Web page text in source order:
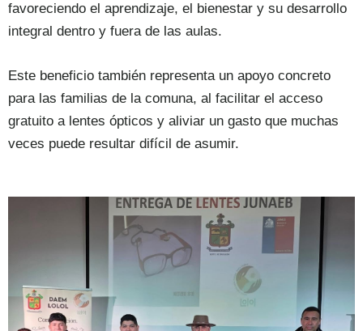
favoreciendo el aprendizaje, el bienestar y su desarrollo
integral dentro y fuera de las aulas.
Este beneficio también representa un apoyo concreto
para las familias de la comuna, al facilitar el acceso
gratuito a lentes ópticos y aliviar un gasto que muchas
veces puede resultar difícil de asumir.